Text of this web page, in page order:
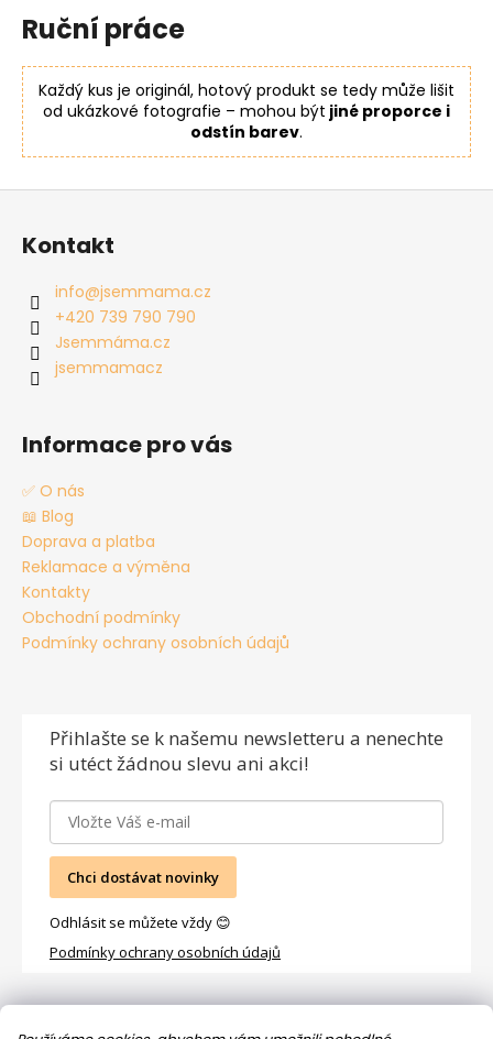
Ruční práce
Každý kus je originál, hotový produkt se tedy může lišit
od ukázkové fotografie – mohou být jiné proporce i
odstín barev.
Z
Kontakt
info@jsemmama.cz
+420 739 790 790
Jsemmáma.cz
jsemmamacz
Informace pro vás
✅ O nás
📖 Blog
Doprava a platba
Reklamace a výměna
Kontakty
Obchodní podmínky
Podmínky ochrany osobních údajů
Přihlašte se k našemu newsletteru a nenechte
si utéct žádnou slevu ani akci!
Chci dostávat novinky
Odhlásit se můžete vždy 😊
Podmínky ochrany osobních údajů
Facebook